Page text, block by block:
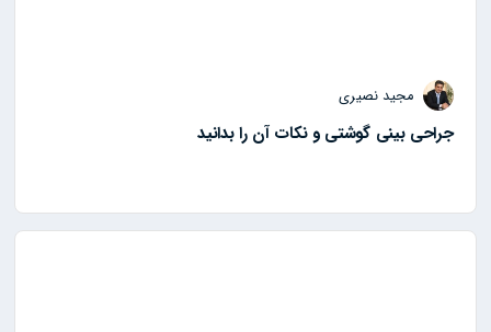
مجید نصیری
جراحی بینی گوشتی و نکات آن را بدانید